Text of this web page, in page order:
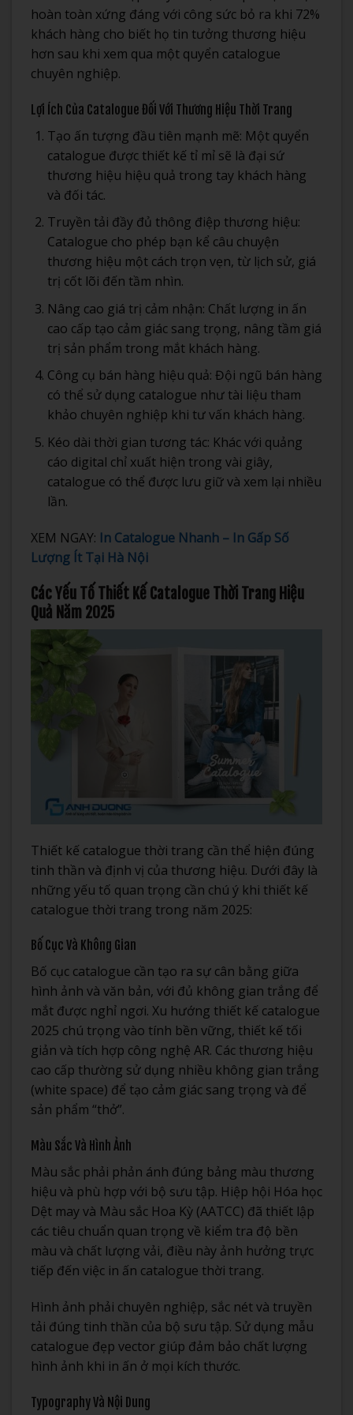
hoàn toàn xứng đáng với công sức bỏ ra khi 72%
khách hàng cho biết họ tin tưởng thương hiệu
hơn sau khi xem qua một quyển catalogue
chuyên nghiệp.
Lợi Ích Của Catalogue Đối Với Thương Hiệu Thời Trang
Tạo ấn tượng đầu tiên mạnh mẽ: Một quyển
catalogue được thiết kế tỉ mỉ sẽ là đại sứ
thương hiệu hiệu quả trong tay khách hàng
và đối tác.
Truyền tải đầy đủ thông điệp thương hiệu:
Catalogue cho phép bạn kể câu chuyện
thương hiệu một cách trọn vẹn, từ lịch sử, giá
trị cốt lõi đến tầm nhìn.
Nâng cao giá trị cảm nhận: Chất lượng in ấn
cao cấp tạo cảm giác sang trọng, nâng tầm giá
trị sản phẩm trong mắt khách hàng.
Công cụ bán hàng hiệu quả: Đội ngũ bán hàng
có thể sử dụng catalogue như tài liệu tham
khảo chuyên nghiệp khi tư vấn khách hàng.
Kéo dài thời gian tương tác: Khác với quảng
cáo digital chỉ xuất hiện trong vài giây,
catalogue có thể được lưu giữ và xem lại nhiều
lần.
XEM NGAY: In Catalogue Nhanh – In Gấp Số
Lượng Ít Tại Hà Nội
Các Yếu Tố Thiết Kế Catalogue Thời Trang Hiệu
Quả Năm 2025
Thiết kế catalogue thời trang cần thể hiện đúng
tinh thần và định vị của thương hiệu. Dưới đây là
những yếu tố quan trọng cần chú ý khi thiết kế
catalogue thời trang trong năm 2025:
Bố Cục Và Không Gian
Bố cục catalogue cần tạo ra sự cân bằng giữa
hình ảnh và văn bản, với đủ không gian trắng để
mắt được nghỉ ngơi. Xu hướng thiết kế catalogue
2025 chú trọng vào tính bền vững, thiết kế tối
giản và tích hợp công nghệ AR. Các thương hiệu
cao cấp thường sử dụng nhiều không gian trắng
(white space) để tạo cảm giác sang trọng và để
sản phẩm “thở”.
Màu Sắc Và Hình Ảnh
Màu sắc phải phản ánh đúng bảng màu thương
hiệu và phù hợp với bộ sưu tập. Hiệp hội Hóa học
Dệt may và Màu sắc Hoa Kỳ (AATCC) đã thiết lập
các tiêu chuẩn quan trọng về kiểm tra độ bền
màu và chất lượng vải, điều này ảnh hưởng trực
tiếp đến việc in ấn catalogue thời trang.
Hình ảnh phải chuyên nghiệp, sắc nét và truyền
tải đúng tinh thần của bộ sưu tập. Sử dụng mẫu
catalogue đẹp vector giúp đảm bảo chất lượng
hình ảnh khi in ấn ở mọi kích thước.
Typography Và Nội Dung